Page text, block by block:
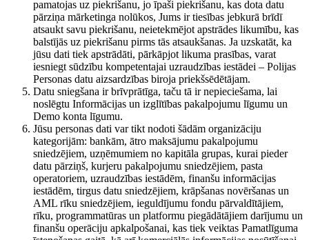
pamatojas uz piekrišanu, jo īpaši piekrišanu, kas dota datu
pārziņa mārketinga nolūkos, Jums ir tiesības jebkurā brīdī
atsaukt savu piekrišanu, neietekmējot apstrādes likumību, kas
balstījās uz piekrišanu pirms tās atsaukšanas. Ja uzskatāt, ka
jūsu dati tiek apstrādāti, pārkāpjot likuma prasības, varat
iesniegt sūdzību kompetentajai uzraudzības iestādei – Polijas
Personas datu aizsardzības biroja priekšsēdētājam.
Datu sniegšana ir brīvprātīga, taču tā ir nepieciešama, lai
noslēgtu Informācijas un izglītības pakalpojumu līgumu un
Demo konta līgumu.
Jūsu personas dati var tikt nodoti šādām organizāciju
kategorijām: bankām, ātro maksājumu pakalpojumu
sniedzējiem, uzņēmumiem no kapitāla grupas, kurai pieder
datu pārziņš, kurjeru pakalpojumu sniedzējiem, pasta
operatoriem, uzraudzības iestādēm, finanšu informācijas
iestādēm, tirgus datu sniedzējiem, krāpšanas novēršanas un
AML rīku sniedzējiem, ieguldījumu fondu pārvaldītājiem,
rīku, programmatūras un platformu piegādātājiem darījumu un
finanšu operāciju apkalpošanai, kas tiek veiktas Pamatlīguma